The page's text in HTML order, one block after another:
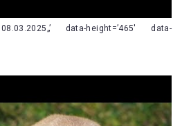
data-height=’465′ data-